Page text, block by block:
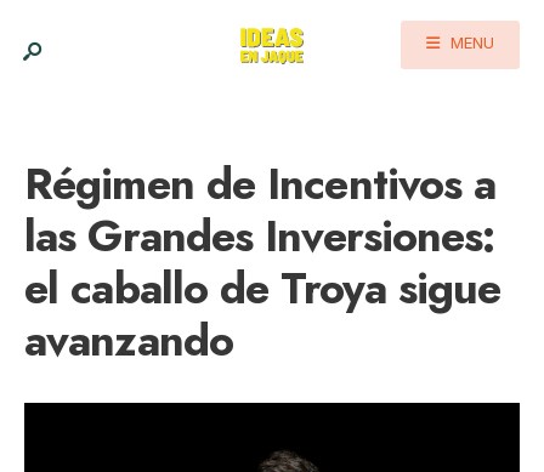
MENU
Régimen de Incentivos a
las Grandes Inversiones:
el caballo de Troya sigue
avanzando